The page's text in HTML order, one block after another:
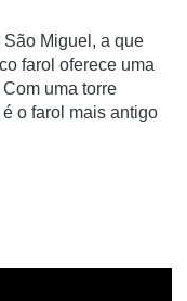
Miguel, a que
farol oferece uma
uma torre
o farol mais antigo